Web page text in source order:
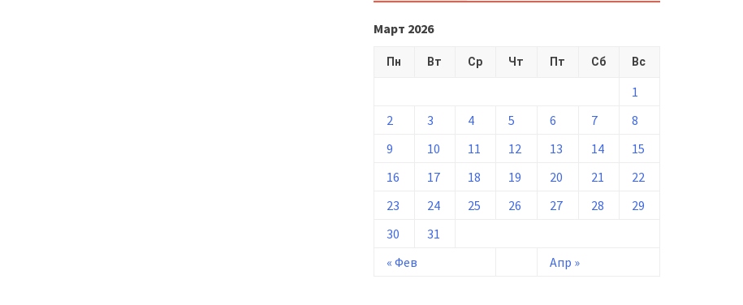
Март 2026
Пн Вт Ср Чт Пт Сб Вс
« Фев Апр »
1
2
3 4 5 6 7
8
9
10 11 12 13 14
15
16
17 18 19 20 21
22
23
24 25 26 27 28
29
30
31